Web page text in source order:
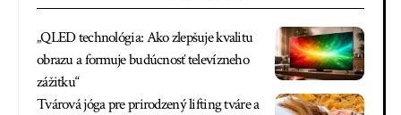
„QLED technológia: Ako zlepšuje kvalitu
obrazu a formuje budúcnosť televízneho
zážitku“
Tvárová jóga pre prirodzený lifting tváre a